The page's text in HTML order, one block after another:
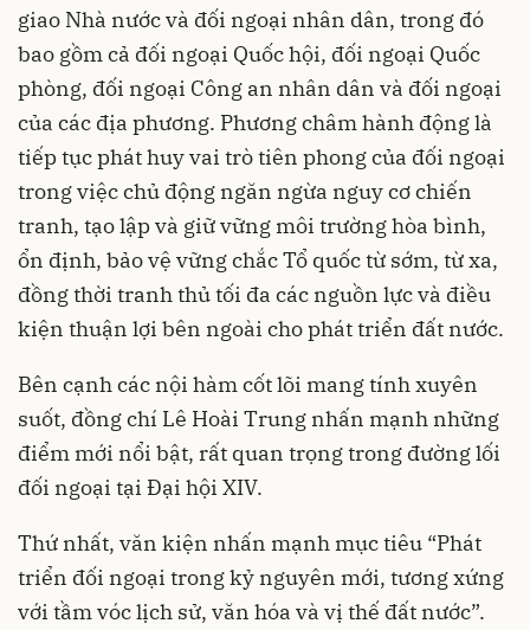
giao Nhà nước và đối ngoại nhân dân, trong đó
bao gồm cả đối ngoại Quốc hội, đối ngoại Quốc
phòng, đối ngoại Công an nhân dân và đối ngoại
của các địa phương. Phương châm hành động là
tiếp tục phát huy vai trò tiên phong của đối ngoại
trong việc chủ động ngăn ngừa nguy cơ chiến
tranh, tạo lập và giữ vững môi trường hòa bình,
ổn định, bảo vệ vững chắc Tổ quốc từ sớm, từ xa,
đồng thời tranh thủ tối đa các nguồn lực và điều
kiện thuận lợi bên ngoài cho phát triển đất nước.
Bên cạnh các nội hàm cốt lõi mang tính xuyên
suốt, đồng chí Lê Hoài Trung nhấn mạnh những
điểm mới nổi bật, rất quan trọng trong đường lối
đối ngoại tại Đại hội XIV.
Thứ nhất, văn kiện nhấn mạnh mục tiêu “Phát
triển đối ngoại trong kỷ nguyên mới, tương xứng
với tầm vóc lịch sử, văn hóa và vị thế đất nước”.